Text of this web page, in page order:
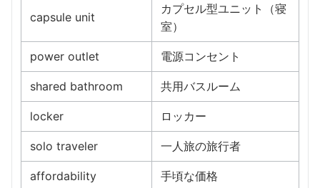
capsule unit
カプセル型ユニット（寝
室）
power outlet 電源コンセント
shared bathroom 共用バスルーム
locker ロッカー
solo traveler 一人旅の旅行者
affordability 手頃な価格